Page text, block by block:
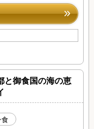
と御食国の海の恵